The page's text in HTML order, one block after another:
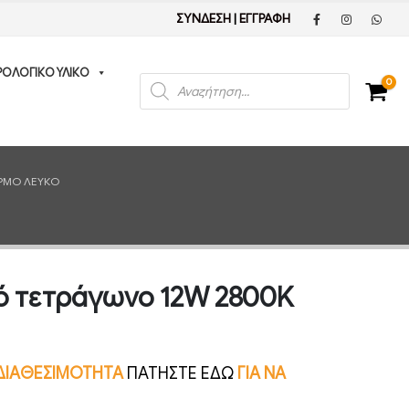
ΣΥΝΔΕΣΗ| ΕΓΓΡΑΦΗ
ΥΛΙΚΟ
Products
search
0
ΛΕΥΚΌ
τετράγωνο 12W 2800K
ΠΑΤΗΣΤΕ ΕΔΩ ΓΙΑ ΝΑ